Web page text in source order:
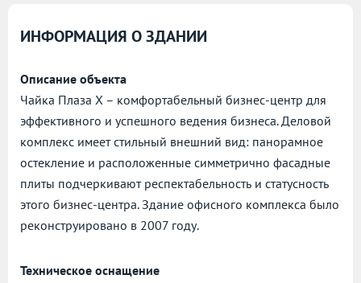
ИНФОРМАЦИЯ О ЗДАНИИ
Описание объекта
Чайка Плаза X – комфортабельный бизнес-центр для
эффективного и успешного ведения бизнеса. Деловой
комплекс имеет стильный внешний вид: панорамное
остекление и расположенные симметрично фасадные
плиты подчеркивают респектабельность и статусность
этого бизнес-центра. Здание офисного комплекса было
реконструировано в 2007 году.
Техническое оснащение